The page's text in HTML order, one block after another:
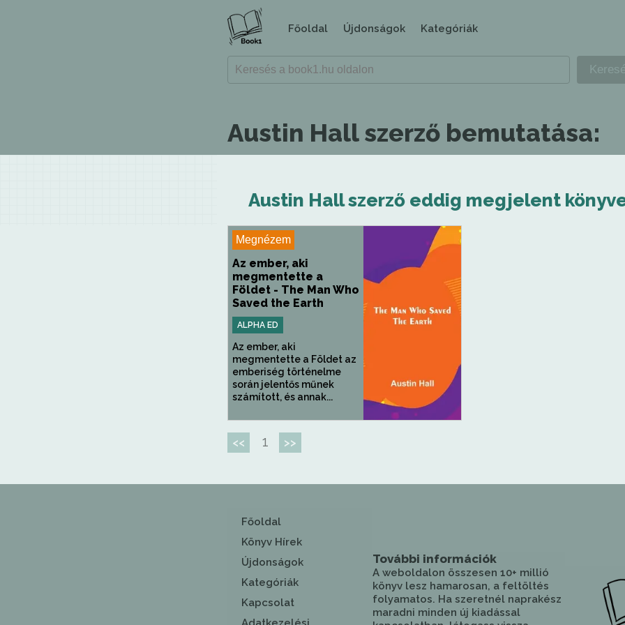
Főoldal Újdonságok Kategóriák
Austin Hall szerző bemutatása:
Austin Hall szerző eddig megjelent
Megnézem
Az ember, aki
megmentette a
Földet - The Man Who
Saved the Earth
ALPHA ED
Az ember, aki
megmentette a Földet az
emberiség történelme
során jelentős műnek
számított, és annak...
<< 1 >>
Főoldal
Könyv Hírek
Újdonságok
Kategóriák
Kapcsolat
További információk
A weboldalon összesen 10+ millió
könyv lesz hamarosan, a feltöltés
folyamatos. Ha szeretnél naprakész
maradni minden új kiadással